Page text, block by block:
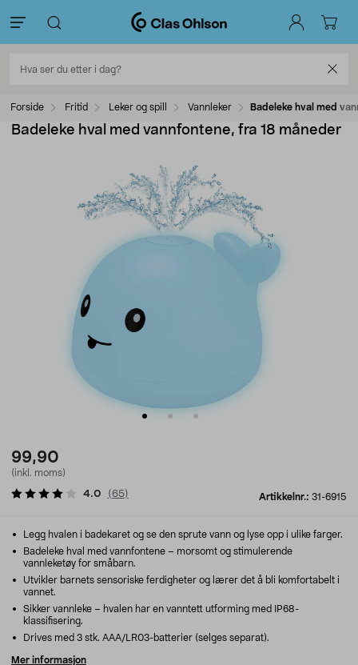
Forside Fritid Leker og spill Vannleker Badeleke hval med
Badeleke hval med vannfontene, fra 18 måneder
99,90
(inkl. moms)
Artikkelnr.: 31-6915
4.0 (65)
Legg hvalen i badekaret og se den sprute vann og lyse opp i ulike farger.
Badeleke hval med vannfontene – morsomt og stimulerende
vannleketøy for småbarn.
Utvikler barnets sensoriske ferdigheter og lærer det å bli komfortabelt i
vannet.
Sikker vannleke – hvalen har en vanntett utforming med IP68-
klassifisering.
Drives med 3 stk. AAA/LR03-batterier (selges separat).
Mer informasjon